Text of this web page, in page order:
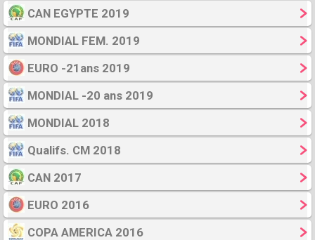
CAN EGYPTE 2019
MONDIAL FEM. 2019
EURO -21ans 2019
MONDIAL -20 ans 2019
MONDIAL 2018
Qualifs. CM 2018
CAN 2017
EURO 2016
COPA AMERICA 2016